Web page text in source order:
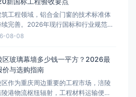
年最新市场行情，详细拆解铝塑铝门窗
程报价构成。永川区铝塑铝门窗
筑工程领域，铝合金门窗的技术标准体
续完善。2026年现行国标和行业规范对
金门窗的性能指标提出了更高要求。本
》标准明确规定：外窗受力构件型材
低于1.8mm，内窗不低于1.4mm，外
低于2
08-08
区玻璃幕墙多少钱一平方？2026最
价与选购指南
区作为重庆周边重要的工程市场，涪陵
陵港物流枢纽辐射，工程材料运输便